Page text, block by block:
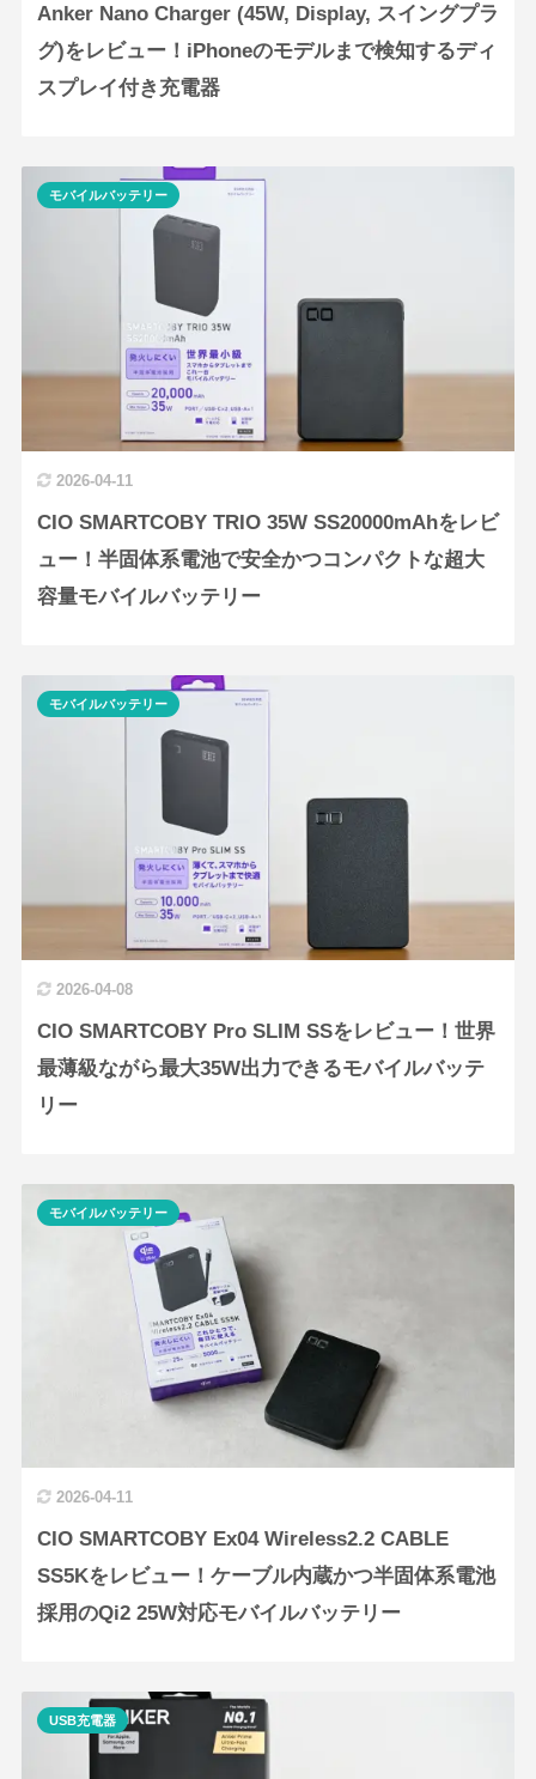
Anker Nano Charger (45W, Display, スイングプラ
グ)をレビュー！iPhoneのモデルまで検知するディ
スプレイ付き充電器
2026-04-11
CIO SMARTCOBY TRIO 35W SS20000mAhをレビ
ュー！半固体系電池で安全かつコンパクトな超大
容量モバイルバッテリー
モバイルバッテリー
2026-04-08
CIO SMARTCOBY Pro SLIM SSをレビュー！世界
最薄級ながら最大35W出力できるモバイルバッテ
リー
モバイルバッテリー
2026-04-11
CIO SMARTCOBY Ex04 Wireless2.2 CABLE
SS5Kをレビュー！ケーブル内蔵かつ半固体系電池
採用のQi2 25W対応モバイルバッテリー
モバイルバッテリー
USB充電器